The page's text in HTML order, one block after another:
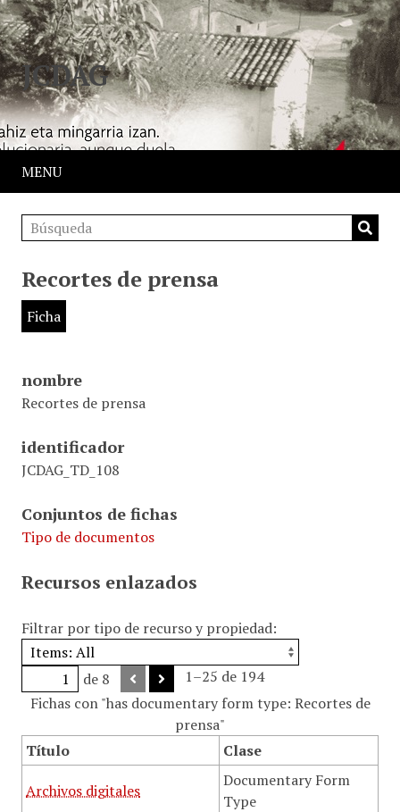
JCDAG
MENU
Recortes de prensa
Ficha
nombre
Recortes de prensa
identificador
JCDAG_TD_108
Conjuntos de fichas
Tipo de documentos
Recursos enlazados
Filtrar por tipo de recurso y propiedad:
de 8
1–25 de 194
Fichas con "has documentary form type: Recortes de
prensa"
Título
Clase
Archivos digitales
Documentary Form
Type